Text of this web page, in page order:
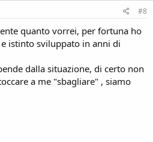
#8
quanto vorrei, per fortuna ho
istinto sviluppato in anni di
dalla situazione, di certo non
a me "sbagliare" , siamo